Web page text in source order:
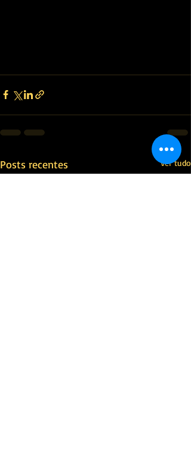
Posts recentes Ver tudo